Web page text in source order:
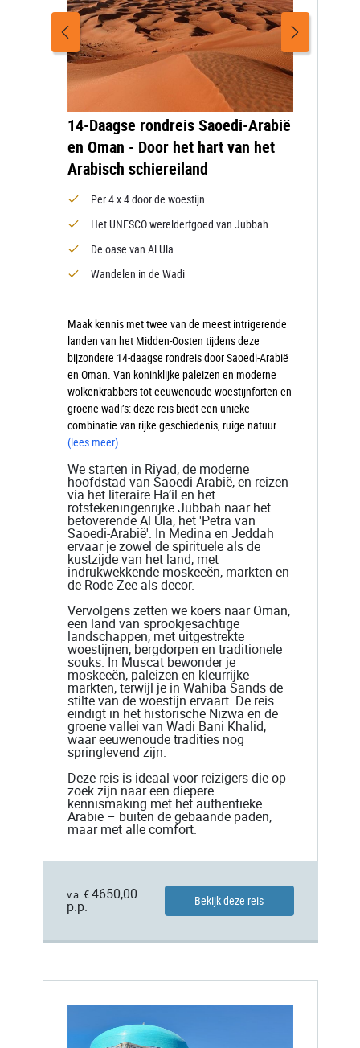
14-Daagse rondreis Saoedi-Arabië
en Oman - Door het hart van het
Arabisch schiereiland
Per 4 x 4 door de woestijn
Het UNESCO werelderfgoed van Jubbah
De oase van Al Ula
Wandelen in de Wadi
Maak kennis met twee van de meest intrigerende
landen van het Midden-Oosten tijdens deze
bijzondere 14-daagse rondreis door Saoedi-Arabië
en Oman. Van koninklijke paleizen en moderne
wolkenkrabbers tot eeuwenoude woestijnforten en
groene wadi’s: deze reis biedt een unieke
combinatie van rijke geschiedenis, ruige natuur
(lees meer)
We starten in Riyad, de moderne
hoofdstad van Saoedi-Arabië, en reizen
via het literaire Ha’il en het
rotstekeningenrijke Jubbah naar het
betoverende Al Ula, het 'Petra van
Saoedi-Arabië'. In Medina en Jeddah
ervaar je zowel de spirituele als de
kustzijde van het land, met
indrukwekkende moskeeën, markten en
de Rode Zee als decor.
Vervolgens zetten we koers naar Oman,
een land van sprookjesachtige
landschappen, met uitgestrekte
woestijnen, bergdorpen en traditionele
souks. In Muscat bewonder je
moskeeën, paleizen en kleurrijke
markten, terwijl je in Wahiba Sands de
stilte van de woestijn ervaart. De reis
eindigt in het historische Nizwa en de
groene vallei van Wadi Bani Khalid,
waar eeuwenoude tradities nog
springlevend zijn.
Deze reis is ideaal voor reizigers die op
zoek zijn naar een diepere
kennismaking met het authentieke
Arabië – buiten de gebaande paden,
maar met alle comfort.
v.a. € 4650,00
p.p.
Bekijk deze reis